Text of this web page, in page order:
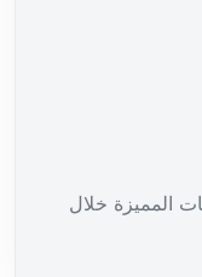
المميزة خلال